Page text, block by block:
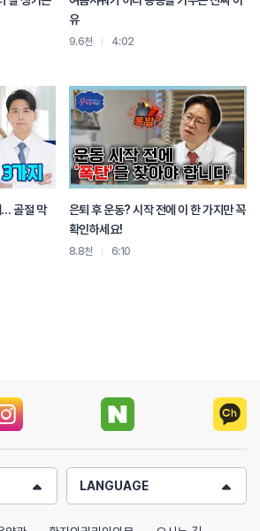
유
9.6천 4:02
… 골절 막
은퇴 후 운동? 시작 전에 이 한 가지만 꼭
확인하세요!
8.8천 6:10
LANGUAGE